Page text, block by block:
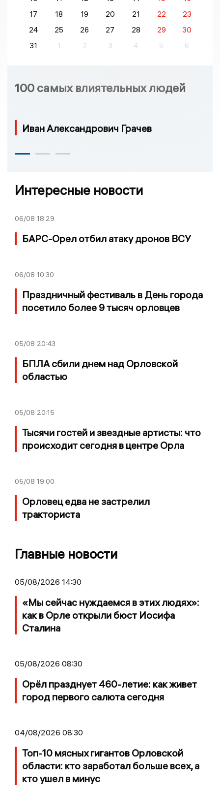
17
18 19 20 21 22
23
24
25 26 27 28 29
30
31
1 2 3 4 5 6
100 самых влиятельных людей
Иван Александрович Грачев
Интересные новости
06/08 18:29
БАРС-Орел отбил атаку дронов ВСУ
06/08 10:30
Праздничный фестиваль в День города
посетило более 9 тысяч орловцев
05/08 20:43
БПЛА сбили днем над Орловской
областью
05/08 20:15
Тысячи гостей и звездные артисты: что
происходит сегодня в центре Орла
05/08 19:00
Орловец едва не застрелил
тракториста
Главные новости
05/08/2026 14:30
«Мы сейчас нуждаемся в этих людях»:
как в Орле открыли бюст Иосифа
Сталина
05/08/2026 08:30
Орёл празднует 460-летие: как живет
город первого салюта сегодня
04/08/2026 08:30
Топ-10 мясных гигантов Орловской
области: кто заработал больше всех, а
кто ушел в минус